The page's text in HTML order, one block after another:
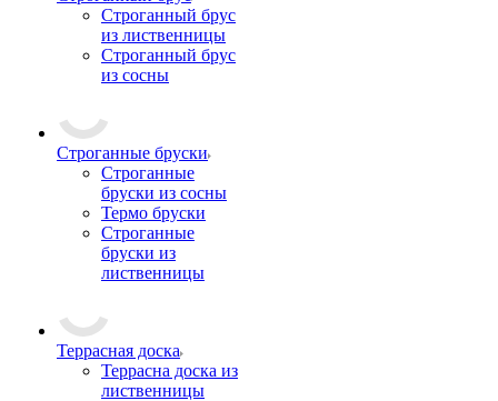
Строганный брус
из лиственницы
Строганный брус
из сосны
Строганные бруски
Строганные
бруски из сосны
Термо бруски
Строганные
бруски из
лиственницы
Террасная доска
Террасна доска из
лиственницы